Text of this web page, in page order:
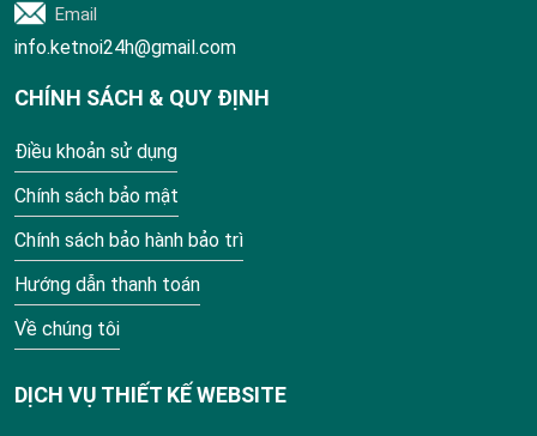
Email
info.ketnoi24h@gmail.com
CHÍNH SÁCH & QUY ĐỊNH
Điều khoản sử dụng
Chính sách bảo mật
Chính sách bảo hành bảo trì
Hướng dẫn thanh toán
Về chúng tôi
DỊCH VỤ THIẾT KẾ WEBSITE